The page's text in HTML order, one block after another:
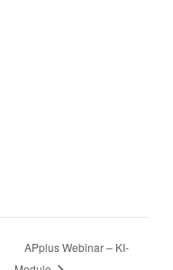
APplus Webinar – KI-